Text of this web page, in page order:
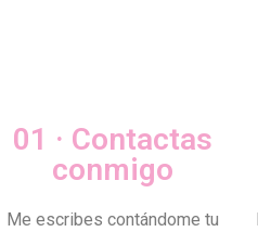
01 · Contactas
conmigo
Me escribes contándome tu